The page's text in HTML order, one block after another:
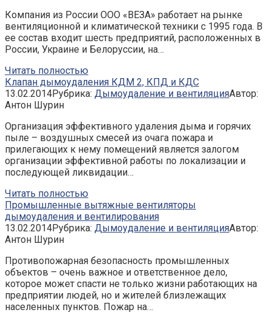
Компания из России ООО «ВЕЗА» работает на рынке
вентиляционной и климатической техники с 1995 года. В
ее состав входит шесть предприятий, расположенных в
России, Украине и Белоруссии, на…
Читать полностью
Клапан дымоудаления КДМ 2, КПД и КДС
13.02.2014Рубрика: Дымоудаление и вентиляцияАвтор:
Антон Шурин
Организация эффективного удаления дыма и горячих
пыле – воздушных смесей из очага пожара и
прилегающих к нему помещений является залогом
организации эффективной работы по локализации и
последующей ликвидации…
Читать полностью
Промышленные вытяжные вентиляторы
дымоудаления и вентилирования
13.02.2014Рубрика: Дымоудаление и вентиляцияАвтор:
Антон Шурин
Противопожарная безопасность промышленных
объектов – очень важное и ответственное дело,
которое может спасти не только жизни работающих на
предприятии людей, но и жителей близлежащих
населенных пунктов. Пожар на…